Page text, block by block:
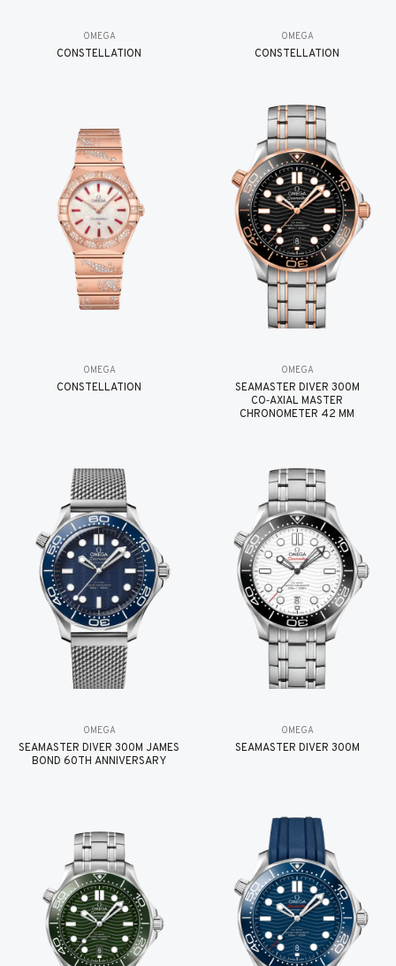
OMEGA
CONSTELLATION
OMEGA
CONSTELLATION
OMEGA
CONSTELLATION
OMEGA
SEAMASTER DIVER 300M
CO‑AXIAL MASTER
CHRONOMETER 42 MM
OMEGA
SEAMASTER DIVER 300M JAMES
BOND 60TH ANNIVERSARY
OMEGA
SEAMASTER DIVER 300M